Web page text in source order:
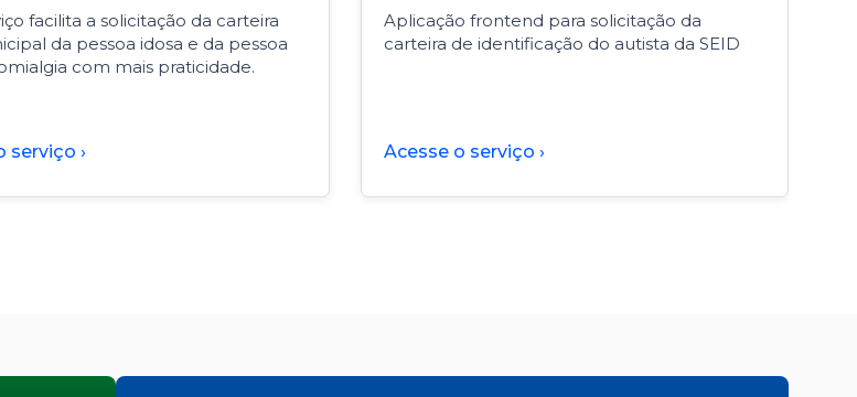
facilita a solicitação da carteira
da pessoa idosa e da pessoa
com mais praticidade.
serviço ›
Aplicação frontend para solicitação da
carteira de identificação do autista da SEID
Acesse o serviço ›